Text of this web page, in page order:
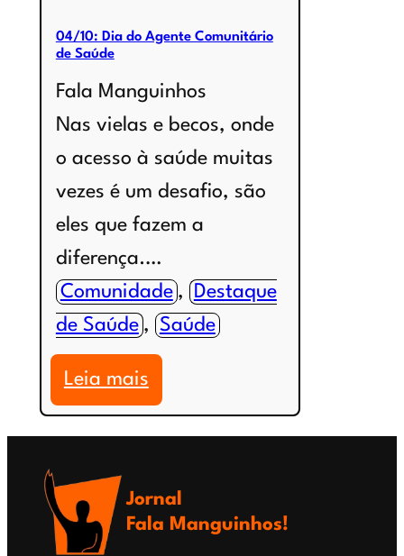
04/10: Dia do Agente Comunitário
de Saúde
Fala Manguinhos
Nas vielas e becos, onde
o acesso à saúde muitas
vezes é um desafio, são
eles que fazem a
diferença.…
Comunidade ,
Destaque
de Saúde , Saúde
Leia mais:
04/10:
Agente
Jornal
Fala Manguinhos!